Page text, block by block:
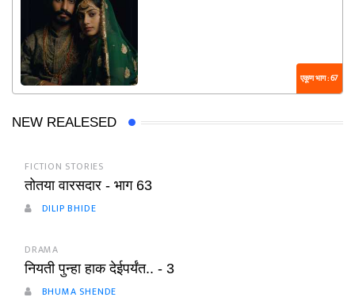
एकूण भाग : 67
NEW REALESED
FICTION STORIES
तोतया वारसदार - भाग 63
DILIP BHIDE
DRAMA
नियती पुन्हा हाक देईपर्यंत.. - 3
BHUMA SHENDE